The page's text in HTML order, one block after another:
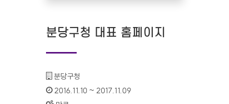
분당구청 대표 홈페이지
기관명 :
분당구청
인증기간 :
2016.11.10 ~ 2017.11.09